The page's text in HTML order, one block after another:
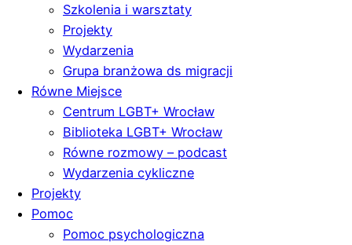
Szkolenia i warsztaty
Projekty
Wydarzenia
Grupa branżowa ds migracji
Równe Miejsce
Centrum LGBT+ Wrocław
Biblioteka LGBT+ Wrocław
Równe rozmowy – podcast
Wydarzenia cykliczne
Projekty
Pomoc
Pomoc psychologiczna